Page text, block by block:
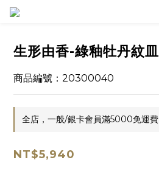
生形由香-綠釉牡丹紋皿
商品編號：20300040
全店，一般/銀卡會員滿5000免運費
NT$5,940